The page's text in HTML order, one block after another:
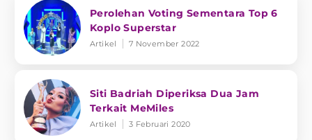
Perolehan Voting Sementara Top 6
Koplo Superstar
Artikel 7 November 2022
Siti Badriah Diperiksa Dua Jam
Terkait MeMiles
Artikel 3 Februari 2020